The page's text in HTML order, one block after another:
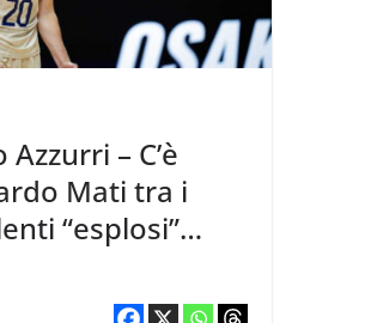
– C’è
Mati tra i
“esplosi”
2026 per